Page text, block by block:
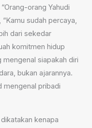
orang Yahudi
sudah percaya,
dari sekedar
komitmen hidup
mengenal siapakah diri
bukan ajarannya.
mengenal pribadi
kenapa